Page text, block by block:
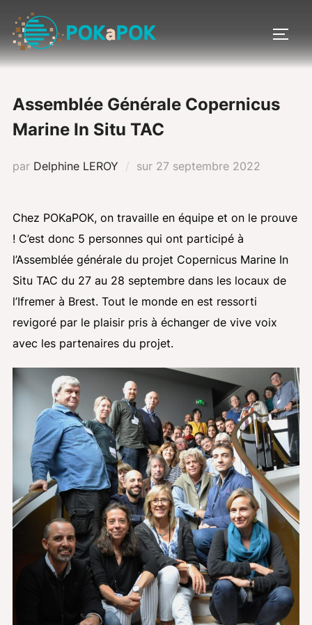
contenu
Assemblée Générale Copernicus
Marine In Situ TAC
par Delphine LEROY sur Publié
27 septembre 2022
Chez POKaPOK, on travaille en équipe et on le prouve
! C’est donc 5 personnes qui ont participé à
l’Assemblée générale du projet Copernicus Marine In
Situ TAC du 27 au 28 septembre dans les locaux de
l’Ifremer à Brest. Tout le monde en est ressorti
revigoré par le plaisir pris à échanger de vive voix
avec les partenaires du projet.